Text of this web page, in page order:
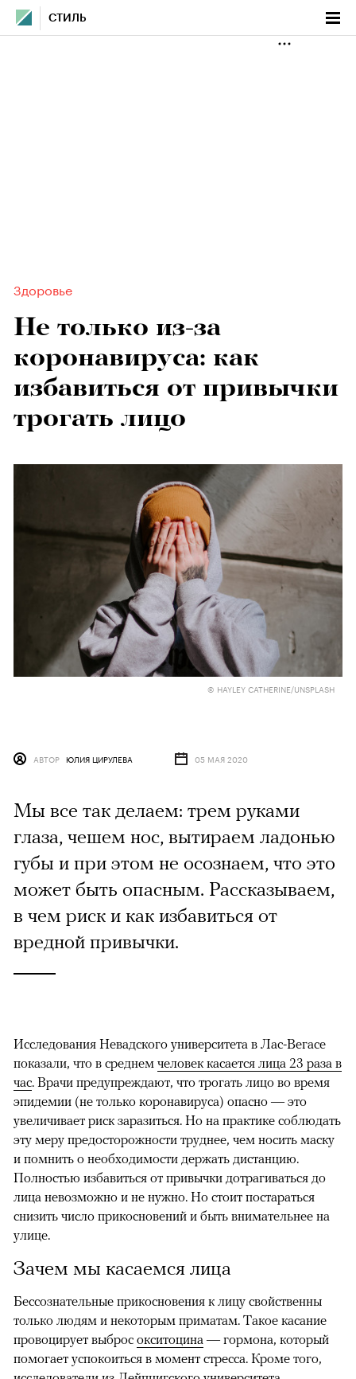
СТИЛЬ
Здоровье
Не только из-за
коронавируса: как
избавиться от привычки
трогать лицо
© HAYLEY CATHERINE/UNSPLASH
АВТОР ЮЛИЯ ЦИРУЛЕВА 05 МАЯ 2020
Мы все так делаем: трем руками
глаза, чешем нос, вытираем ладонью
губы и при этом не осознаем, что это
может быть опасным. Рассказываем,
в чем риск и как избавиться от
вредной привычки.
Исследования Невадского университета в Лас-Вегасе
показали, что в среднем человек касается лица 23 раза в
час. Врачи предупреждают, что трогать лицо во время
эпидемии (не только коронавируса) опасно — это
увеличивает риск заразиться. Но на практике соблюдать
эту меру предосторожности труднее, чем носить маску
и помнить о необходимости держать дистанцию.
Полностью избавиться от привычки дотрагиваться до
лица невозможно и не нужно. Но стоит постараться
снизить число прикосновений и быть внимательнее на
улице.
Зачем мы касаемся лица
Бессознательные прикосновения к лицу свойственны
только людям и некоторым приматам. Такое касание
провоцирует выброс окситоцина — гормона, который
помогает успокоиться в момент стресса. Кроме того,